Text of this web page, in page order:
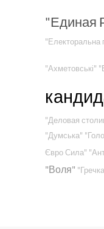
"Единая
"Електоральна
"Ахметовські"
"Деловая
"Думська"
Євро Сила"
"Воля"